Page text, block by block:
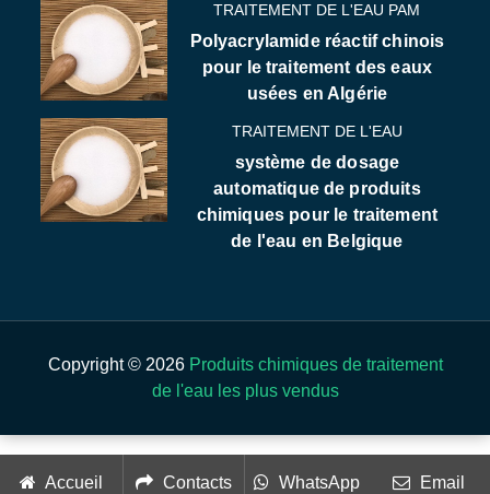
TRAITEMENT DE L'EAU PAM
Polyacrylamide réactif chinois
pour le traitement des eaux
usées en Algérie
TRAITEMENT DE L'EAU
système de dosage
automatique de produits
chimiques pour le traitement
de l'eau en Belgique
Copyright © 2026 Produits chimiques de traitement
de l'eau les plus vendus
Accueil Contacts WhatsApp Email